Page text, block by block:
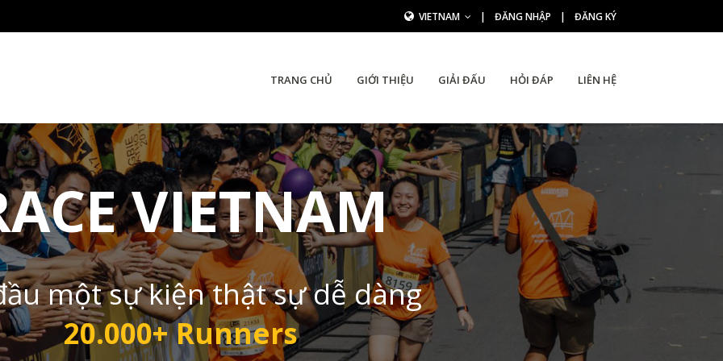
VIETNAM | ĐĂNG NHẬP | ĐĂNG KÝ
TRANG CHỦ GIỚI THIỆU GIẢI ĐẤU HỎI ĐÁP LIÊN HỆ
VIETNAM
một sự kiện thật sự dễ dàng
20.000+ Runners